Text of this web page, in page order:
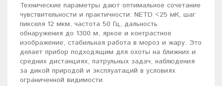
Технические параметры дают оптимальное сочетание
чувствительности и практичности: NETD <25 мК, шаг
пикселя 12 мкм, частота 50 Гц, дальность
обнаружения до 1300 м, яркое и контрастное
изображение, стабильная работа в мороз и жару. Это
делает прибор подходящим для охоты на ближних и
средних дистанциях, патрульных задач, наблюдения
за дикой природой и эксплуатаций в условиях
ограниченной видимости.